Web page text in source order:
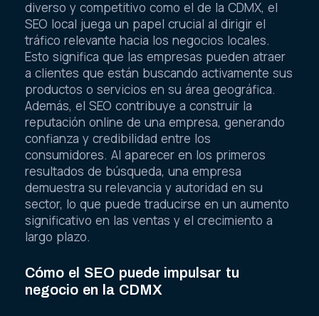
diverso y competitivo como el de la CDMX, el
SEO local juega un papel crucial al dirigir el
tráfico relevante hacia los negocios locales.
Esto significa que las empresas pueden atraer
a clientes que están buscando activamente sus
productos o servicios en su área geográfica.
Además, el SEO contribuye a construir la
reputación online de una empresa, generando
confianza y credibilidad entre los
consumidores. Al aparecer en los primeros
resultados de búsqueda, una empresa
demuestra su relevancia y autoridad en su
sector, lo que puede traducirse en un aumento
significativo en las ventas y el crecimiento a
largo plazo.
Cómo el SEO puede impulsar tu
negocio en la CDMX